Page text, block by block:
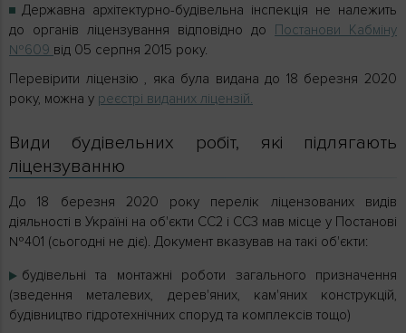
Державна архітектурно-будівельна інспекція не належить
до органів ліцензування відповідно до Постанови Кабміну
№609 від 05 серпня 2015 року.
Перевірити ліцензію , яка була видана до 18 березня 2020
року, можна у реєстрі виданих ліцензій.
Види будівельних робіт, які підлягають
ліцензуванню
До 18 березня 2020 року перелік ліцензованих видів
діяльності в Україні на об'єкти СС2 і СС3 мав місце у Постанові
№401 (сьогодні не діє). Документ вказував на такі об'єкти:
будівельні та монтажні роботи загального призначення
(зведення металевих, дерев'яних, кам'яних конструкцій,
будівництво гідротехнічних споруд та комплексів тощо)